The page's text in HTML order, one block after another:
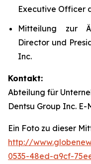
Executive Officer
Mitteilung zur
Director und
Inc.
Kontakt:
Abteilung für
Dentsu Group Inc. E-
Ein Foto zu dieser
http://
0535-48ed-a9cf-